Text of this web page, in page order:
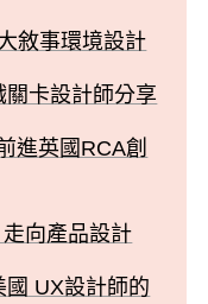
敘事環境設計
關卡設計師分享
進英國RCA創
向產品設計
國 UX設計師的